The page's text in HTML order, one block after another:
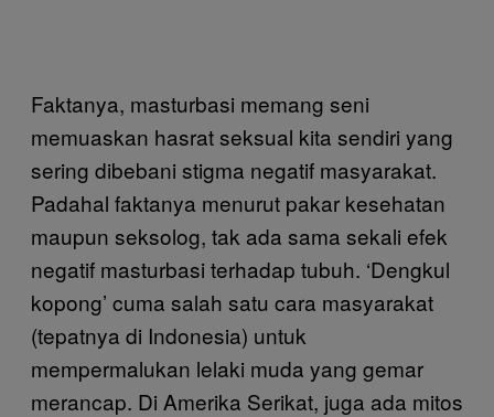
Faktanya, masturbasi memang seni
memuaskan hasrat seksual kita sendiri yang
sering dibebani stigma negatif masyarakat.
Padahal faktanya menurut pakar kesehatan
maupun seksolog, tak ada sama sekali efek
negatif masturbasi terhadap tubuh. ‘Dengkul
kopong’ cuma salah satu cara masyarakat
(tepatnya di Indonesia) untuk
mempermalukan lelaki muda yang gemar
merancap. Di Amerika Serikat, juga ada mitos